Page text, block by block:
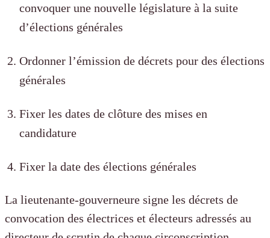
convoquer une nouvelle législature à la suite
d’élections générales
Ordonner l’émission de décrets pour des élections
générales
Fixer les dates de clôture des mises en
candidature
Fixer la date des élections générales
La lieutenante-gouverneure signe les décrets de
convocation des électrices et électeurs adressés au